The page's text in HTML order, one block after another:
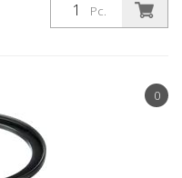
Pc.
0